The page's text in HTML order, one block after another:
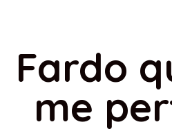
Fardo
me